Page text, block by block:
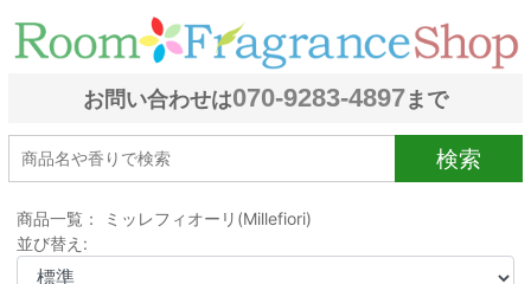
お問い合わせは070-9283-4897まで
検索
商品一覧： ミッレフィオーリ(Millefiori)
並び替え: